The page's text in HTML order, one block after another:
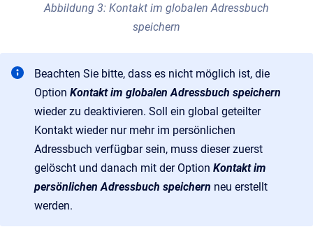
Abbildung 3: Kontakt im globalen Adressbuch
speichern
Beachten Sie bitte, dass es nicht möglich ist, die
Option Kontakt im globalen Adressbuch speichern
wieder zu deaktivieren. Soll ein global geteilter
Kontakt wieder nur mehr im persönlichen
Adressbuch verfügbar sein, muss dieser zuerst
gelöscht und danach mit der Option Kontakt im
persönlichen Adressbuch speichern neu erstellt
werden.